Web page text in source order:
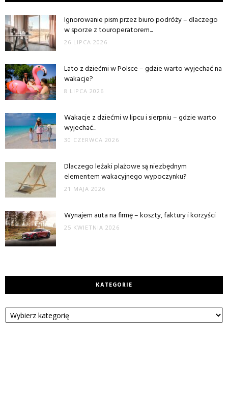
Ignorowanie pism przez biuro podróży – dlaczego
w sporze z touroperatorem...
26 LIPCA 2026
Lato z dziećmi w Polsce – gdzie warto wyjechać na
wakacje?
8 LIPCA 2026
Wakacje z dziećmi w lipcu i sierpniu – gdzie warto
wyjechać...
30 CZERWCA 2026
Dlaczego leżaki plażowe są niezbędnym
elementem wakacyjnego wypoczynku?
21 MAJA 2026
Wynajem auta na firmę – koszty, faktury i korzyści
25 KWIETNIA 2026
KATEGORIE
Kategorie